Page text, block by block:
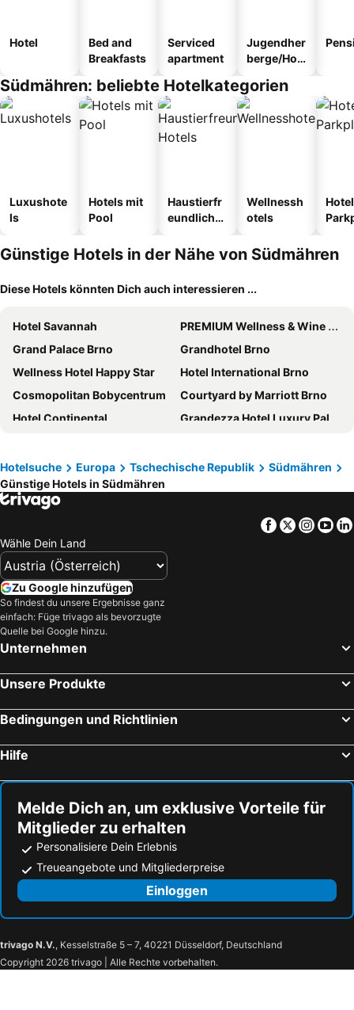
Hotel
Bed and
Breakfasts
Serviced
apartment
Jugendher
berge/Hos
Südmähren: beliebte Hotelkategorien
Luxushote
ls
Hotels mit
Pool
Haustierfr
eundliche
Wellnessh
otels
Günstige Hotels in der Nähe von Südmähren
Diese Hotels könnten Dich auch interessieren ...
Hotel Savannah
PREMIUM Wellness & Wine Hotel Znojmo
Grand Palace Brno
Grandhotel Brno
Wellness Hotel Happy Star
Hotel International Brno
Cosmopolitan Bobycentrum
Courtyard by Marriott Brno
Hotel Continental
Grandezza Hotel Luxury Palace
Jukebox Hotel
Maximus Resort
Hotel Royal Ricc
Hotel Termal Mušov
OREA Resort Santon
Chateau de Frontiere / Hraniční zámeček
Penzion Austis
Quality Hotel Brno Exhibition Centre
Villa Marcus - rodinný relax 200 m od Penzionu Kometa, u jezera s grilem a sdílenou kuchyní
Hotel N
Hotel Europa
Rezidence Znojmo
Grid Hotel
Hotel Arte
Hotel Vinice Hnanice
Dům U pikové desítky
Penzion Dvořákova
U Divadla
Hotel Atlantis
Penzion Semerád v Hevlíně
Hotel Zámeček
Hotel Vista
Wine & Wellness hotel Besední dům
Hotel Kaskáda Kurdějov - Bed and Breakfast
Hotel Rustikal
Formanka Hotel & Camp
Hotel Vinopa
Wine Wellness Hotel Amande
Hotel Ruzeny
Ubytování Němčičky
penzion U Hájků
Hotelsuche Europa Tschechische Republik
Südmähren
Günstige Hotels in Südmähren
Facebook
Twitter
Wähle Dein Land
Zu Google hinzufügen
So findest du unsere Ergebnisse ganz
einfach: Füge trivago als bevorzugte
Quelle bei Google hinzu.
Unternehmen
Unsere Produkte
Bedingungen und Richtlinien
Hilfe
Melde Dich an, um exklusive Vorteile für
Mitglieder zu erhalten
Personalisiere Dein Erlebnis
Treueangebote und Mitgliederpreise
Einloggen
trivago N.V., Kesselstraße 5 – 7, 40221 Düsseldorf, Deutschland
Copyright 2026 trivago | Alle Rechte vorbehalten.